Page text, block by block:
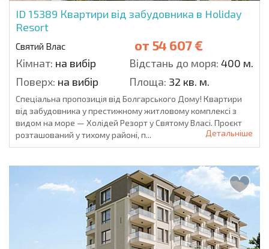
ID 15389 Квартири від забудовника в Holiday
Resort
Святий Влас от 54 607 €
Кімнат: на вибір Відстань до моря: 400 м.
Поверх: на вибір Площа: 32 кв. м.
Спеціальна пропозиція від Болгарського Дому! Квартири
від забудовника у престижному житловому комплексі з
видом на море — Холідей Резорт у Святому Власі. Проєкт
розташований у тихому районі, п...
Детальніше